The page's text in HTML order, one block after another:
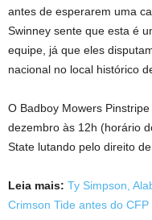
antes de esperarem uma
Swinney sente que esta é
equipe, já que eles
nacional no local histórico
O Badboy Mowers
dezembro às 12h (horário
State lutando pelo direito
Leia mais: Ty Simpson,
Crimson Tide antes do CFP